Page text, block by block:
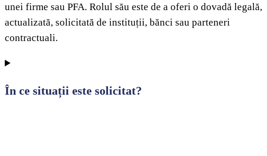
unei firme sau PFA. Rolul său este de a oferi o dovadă legală,
actualizată, solicitată de instituții, bănci sau parteneri
contractuali.
În ce situații este solicitat?